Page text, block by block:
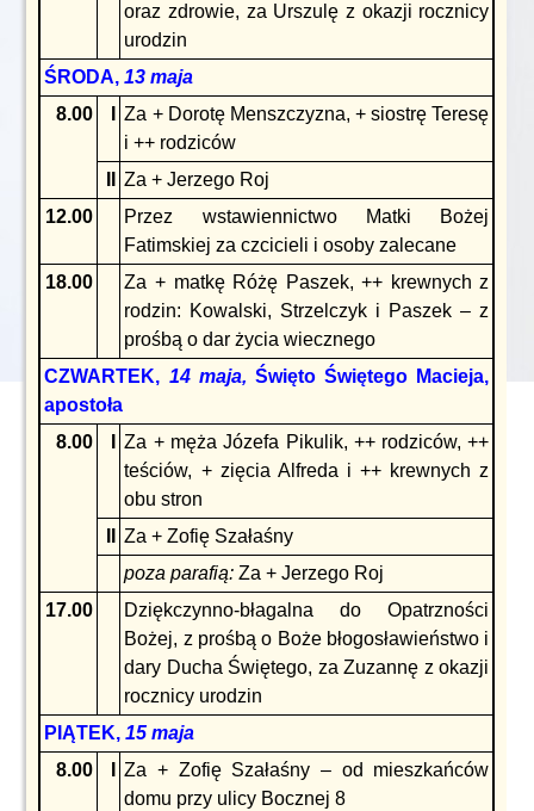
oraz zdrowie, za Urszulę z okazji rocznicy
urodzin
ŚRODA, 13 maja
8.00
Za + Dorotę Menszczyzna, + siostrę Teresę
i ++ rodziców
Za + Jerzego Roj
12.00
Przez wstawiennictwo Matki Bożej
Fatimskiej za czcicieli i osoby zalecane
18.00
Za + matkę Różę Paszek, ++ krewnych z
rodzin: Kowalski, Strzelczyk i Paszek – z
prośbą o dar życia wiecznego
CZWARTEK, 14 maja,Święto Świętego Macieja,
apostoła
8.00
Za + męża Józefa Pikulik, ++ rodziców, ++
teściów, + zięcia Alfreda i ++ krewnych z
obu stron
Za + Zofię Szałaśny
poza parafią:Za + Jerzego Roj
17.00
Dziękczynno-błagalna do Opatrzności
Bożej, z prośbą o Boże błogosławieństwo i
dary Ducha Świętego, za Zuzannę z okazji
rocznicy urodzin
PIĄTEK,15 maja
8.00
Za + Zofię Szałaśny – od mieszkańców
domu przy ulicy Bocznej 8